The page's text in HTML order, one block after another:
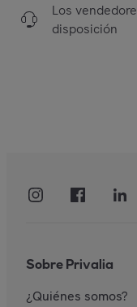
Los
disposición
Sobre Privalia
¿Quiénes somos?